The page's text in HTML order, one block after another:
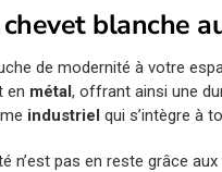
blanche
de modernité à votre
en métal, offrant ainsi une
industriel qui s’intègre à
n’est pas en reste grâce